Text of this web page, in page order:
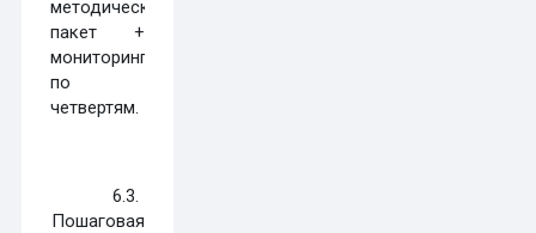
методический
пакет +
мониторинг
по
четвертям.
6.3.
Пошаговая